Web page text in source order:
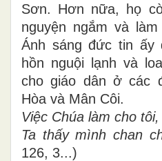
Sơn. Hơn nữa, họ
nguyện ngắm và làm
Ánh sáng đức tin ấy
hồn nguội lạnh và
cho giáo dân ở các
Hòa và Mân Côi.
Việc Chúa làm cho
Ta thấy mình chan
126, 3...)